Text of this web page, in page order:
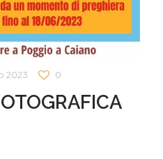
2023 0